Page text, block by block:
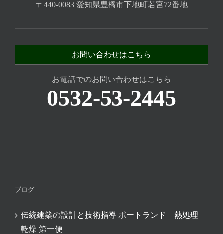
〒440-0083 愛知県豊橋市下地町若宮72番地
お問い合わせはこちら
お電話でのお問い合わせはこちら
0532-53-2445
ブログ
伝統建築の設計と技術指導 ポートランド 熱処理
乾燥 第一便